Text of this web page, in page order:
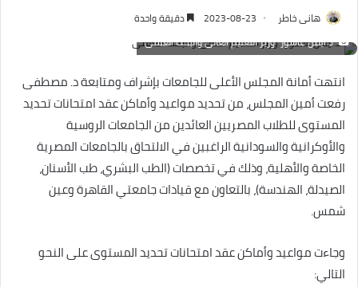
هانى خاطر 2023-08-23 دقيقة واحدة
"د.أيمن عاشور" وزير التعليم العالى والبحث العلمى
انتهت أمانة المجلس الأعلى للجامعات بإشراف ومتابعة د. مصطفى
رفعت أمين المجلس، من تحديد مواعيد وأماكن عقد امتحانات تحديد
المستوى للطلاب المصريين العائدين من الجامعات الروسية
والأوكرانية والسودانية الراغبين في الالتحاق بالجامعات المصرية
الخاصة والأهلية، وذلك في تخصصات (الطب البشري، طب الأسنان،
الصيدلة، الهندسة)، بالتعاون مع قيادات جامعتي القاهرة وعين
شمس.
وجاءت مواعيد وأماكن عقد امتحانات تحديد المستوى على النحو
التالي: